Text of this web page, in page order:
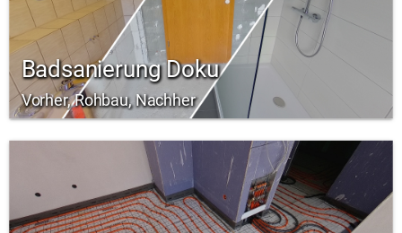
Badsanierung Doku
Vorher, Rohbau, Nachher